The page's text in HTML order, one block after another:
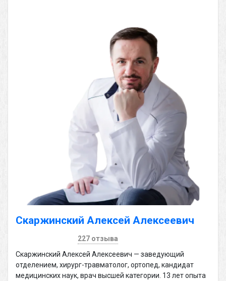
Скаржинский Алексей Алексеевич
227 отзыва
Скаржинский Алексей Алексеевич — заведующий
отделением, хирург-травматолог, ортопед, кандидат
медицинских наук, врач высшей категории. 13 лет опыта